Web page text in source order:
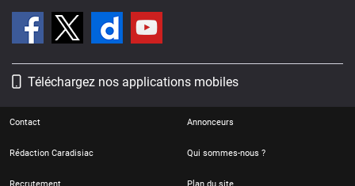
Téléchargez nos applications mobiles
Contact Annonceurs
Rédaction Caradisiac Qui sommes-nous ?
Recrutement Plan du site